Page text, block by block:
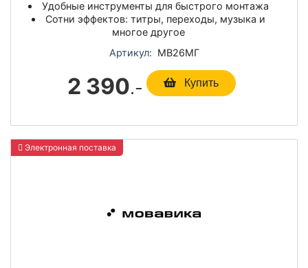
Удобные инструменты для быстрого монтажа
Сотни эффектов: титры, переходы, музыка и
многое другое
Артикул: МВ26МГ
2 390.- Купить
Электронная поставка